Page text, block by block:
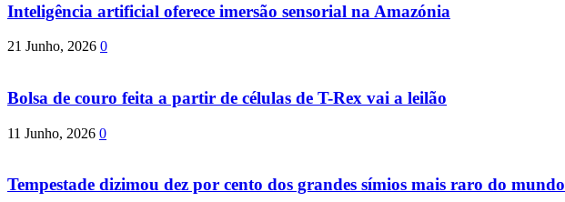
Inteligência artificial oferece imersão sensorial na Amazónia
21 Junho, 2026 0
Bolsa de couro feita a partir de células de T-Rex vai a leilão
11 Junho, 2026 0
Tempestade dizimou dez por cento dos grandes símios mais raro do mundo